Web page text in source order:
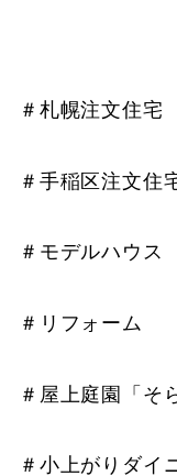
＃札幌注文住宅
＃手稲区注文住
＃モデルハウス
＃リフォーム
＃屋上庭園「そ
＃小上がりダイ